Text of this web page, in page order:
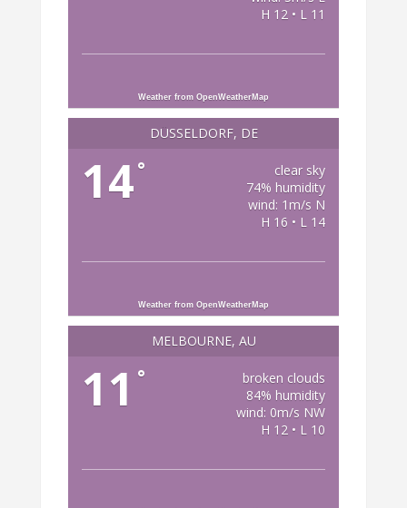
H 12 • L 11
Weather from OpenWeatherMap
DÜSSELDORF, DE
14°
clear sky
74% humidity
wind: 1m/s N
H 16 • L 14
Weather from OpenWeatherMap
MELBOURNE, AU
11 °
broken clouds
84% humidity
wind: 0m/s NW
H 12 • L 10